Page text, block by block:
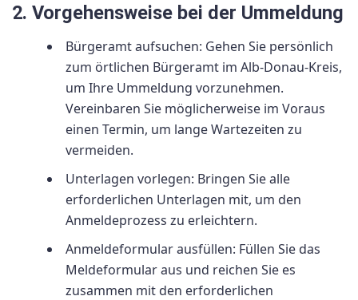
2. Vorgehensweise bei der Ummeldung
Bürgeramt aufsuchen: Gehen Sie persönlich
zum örtlichen Bürgeramt im Alb-Donau-Kreis,
um Ihre Ummeldung vorzunehmen.
Vereinbaren Sie möglicherweise im Voraus
einen Termin, um lange Wartezeiten zu
vermeiden.
Unterlagen vorlegen: Bringen Sie alle
erforderlichen Unterlagen mit, um den
Anmeldeprozess zu erleichtern.
Anmeldeformular ausfüllen: Füllen Sie das
Meldeformular aus und reichen Sie es
zusammen mit den erforderlichen